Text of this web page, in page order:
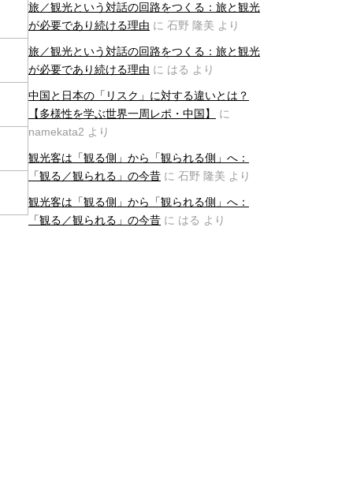
旅／観光という対話の回路をつくる：旅と観光
が必要であり続ける理由 に 石野 隆美 より
旅／観光という対話の回路をつくる：旅と観光
が必要であり続ける理由 に はる より
中国と日本の「リスク」に対する違いとは？
【多様性を学ぶ世界一周レポ・中国】
に
namekata2 より
観光客は「観る側」から「観られる側」へ：
「観る／観られる」の今昔 に 石野 隆美 より
観光客は「観る側」から「観られる側」へ：
「観る／観られる」の今昔 に はる より